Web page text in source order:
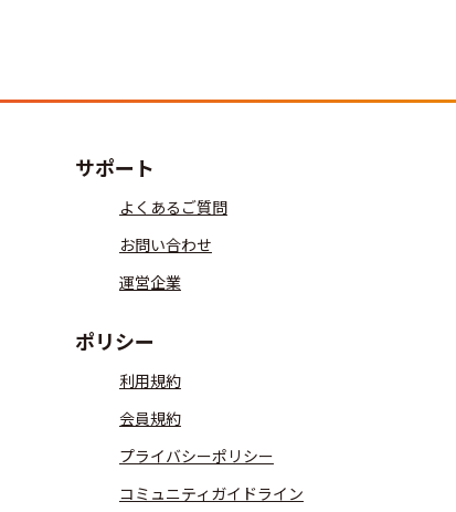
サポート
よくあるご質問
お問い合わせ
運営企業
ポリシー
利用規約
会員規約
プライバシーポリシー
コミュニティガイドライン